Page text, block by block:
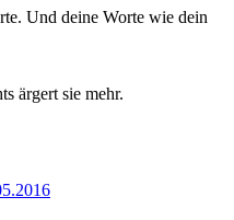
Und deine Worte wie dein
ärgert sie mehr.